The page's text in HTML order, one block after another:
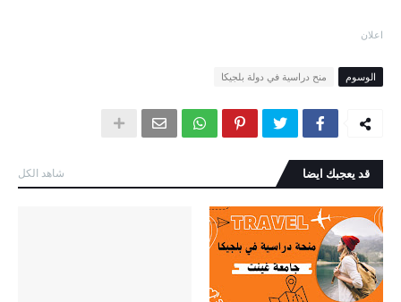
اعلان
الوسوم منح دراسية في دولة بلجيكا
قد يعجبك ايضا شاهد الكل